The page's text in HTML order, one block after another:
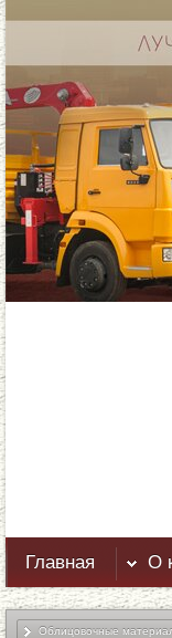
Главная О
Облицовочные